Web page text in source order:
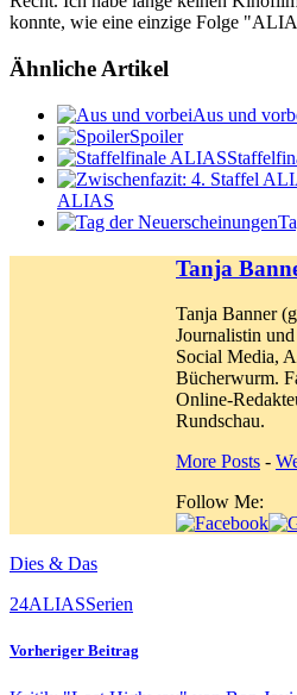
konnte, wie eine einzige Folge
Ähnliche Artikel
Aus und
Spoiler
ALIAS
Tanja
Tanja Banner
Journalistin
Social Media,
Bücherwurm.
Online-
Rundschau.
More Posts -
Follow Me:
Dies & Das
24ALIASSerien
Vorheriger Beitrag